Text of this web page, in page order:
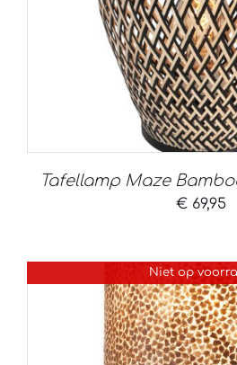
Tafellamp Maze
€ 69,95
Niet op